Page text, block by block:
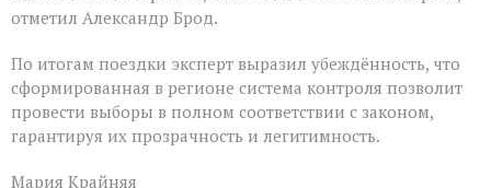
отметил Александр Брод.
По итогам поездки эксперт выразил убеждённость, что
сформированная в регионе система контроля позволит
провести выборы в полном соответствии с законом,
гарантируя их прозрачность и легитимность.
Мария Крайняя